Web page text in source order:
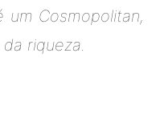
Cosmopolitan,
riqueza.